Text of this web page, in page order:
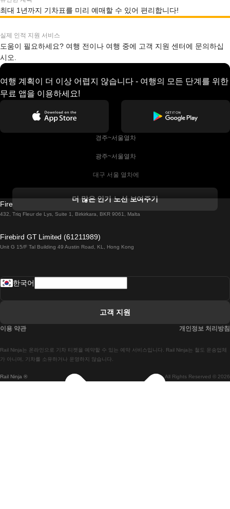
최대 1년까지 기차표를 미리 예매할 수 있어 편리합니다!
실제 인적 지원 서비스
도움이 필요하세요? 여행 전이나 여행 중에 고객 지원 센터에 문의하십
시오.
여행 계획이 더 이상 어렵지 않습니다 - 여행의 모든 단계를 위한
무료 앱을 이용하세요!
경주~서울열차
광주~서울열차
대구 서울 열차에
더블린에서 골웨이 열차
로마에서 나폴리 열차
마드리드-리스본 열차
마드리드에서 바르셀로나로 가는 고속 열차
더 많은 인기 노선 보여주기
Firebird GT Limited (OC 1451)
432, Triq Fleur de Lys, Suite 1, Birkirkara, BKR 9061, Malta
Firebird GT Limited (61211989)
Unit G 15/F Tal Building 49 Austin Road, KL, Hong Kong
Rail Ninja ® All Rights Reserved © 2026
Rail Ninja는 온라인으로 기차 티켓을 예약할 수 있는 예약 서비스입니다. Rail Ninja는 철도 운송업체
가 아니며, 기차를 소유하거나 운영하지 않습니다.
한국어
고객 지원
이용 약관 개인정보 처리방침